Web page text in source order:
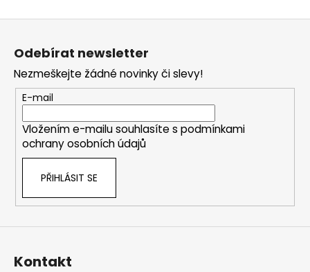
a
p
r
k
y
s
Z
Odebírat newsletter
Nezmeškejte žádné novinky či slevy!
E-mail
Vložením e-mailu souhlasíte s podmínkami
ochrany osobních údajů
PŘIHLÁSIT SE
Kontakt